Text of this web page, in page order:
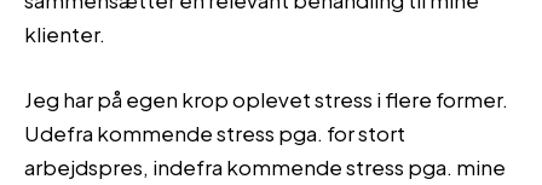
klienter.
Jeg har på egen krop oplevet stress i flere former.
Udefra kommende stress pga. for stort
arbejdspres, indefra kommende stress pga. mine